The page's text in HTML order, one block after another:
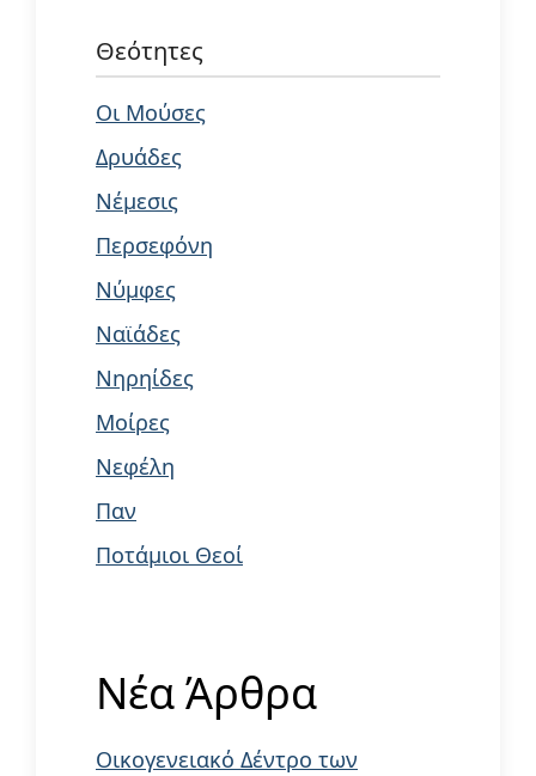
Θεότητες
Οι Μούσες
Δρυάδες
Νέμεσις
Περσεφόνη
Νύμφες
Ναϊάδες
Νηρηίδες
Μοίρες
Νεφέλη
Παν
Ποτάμιοι Θεοί
Νέα Άρθρα
Οικογενειακό Δέντρο των